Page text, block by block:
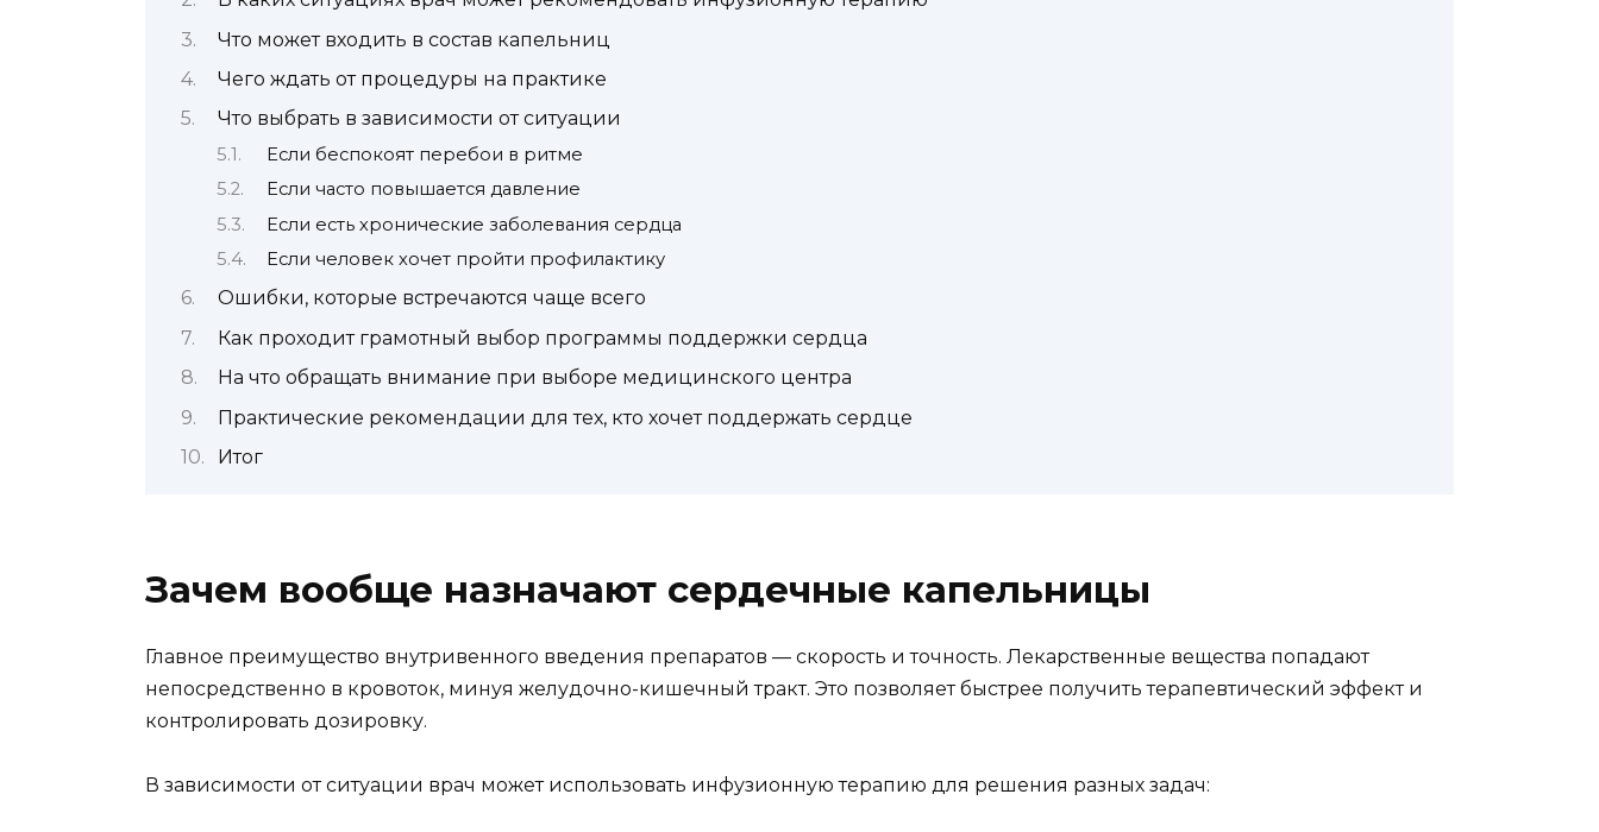
Что может входить в состав капельниц
Чего ждать от процедуры на практике
Что выбрать в зависимости от ситуации
Если беспокоят перебои в ритме
Если часто повышается давление
Если есть хронические заболевания сердца
Если человек хочет пройти профилактику
Ошибки, которые встречаются чаще всего
Как проходит грамотный выбор программы поддержки сердца
На что обращать внимание при выборе медицинского центра
Практические рекомендации для тех, кто хочет поддержать сердце
Итог
Зачем вообще назначают сердечные капельницы
Главное преимущество внутривенного введения препаратов — скорость и точность. Лекарственные вещества попадают
непосредственно в кровоток, минуя желудочно-кишечный тракт. Это позволяет быстрее получить терапевтический эффект и
контролировать дозировку.
В зависимости от ситуации врач может использовать инфузионную терапию для решения разных задач: